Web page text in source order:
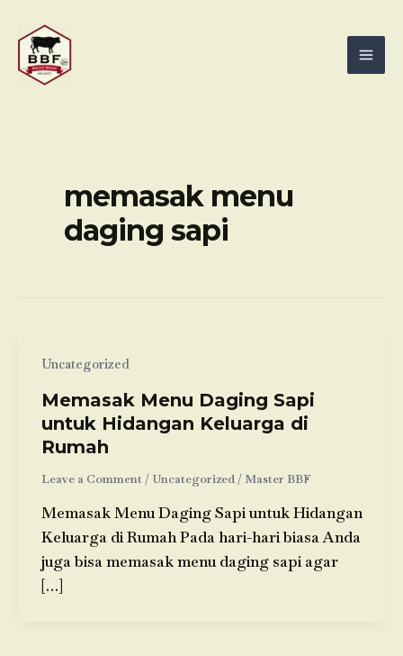
content
memasak menu
daging sapi
Uncategorized
Memasak Menu Daging Sapi
untuk Hidangan Keluarga di
Rumah
Leave a Comment / Uncategorized/ Master BBF
Memasak Menu Daging Sapi untuk Hidangan
Keluarga di Rumah Pada hari-hari biasa Anda
juga bisa memasak menu daging sapi agar
[…]